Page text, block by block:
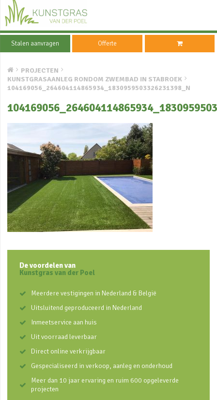
Stalen aanvragen Offerte
PROJECTEN
KUNSTGRASAANLEG RONDOM ZWEMBAD IN STABROEK
104169056_264604114865934_1830959503326231398_N
De voordelen van
Kunstgras van der Poel
Meerdere vestigingen in Nederland & België
Uitsluitend geproduceerd in Nederland
Inmeetservice aan huis
Uit voorraad leverbaar
Direct online verkrijgbaar
Gespecialiseerd in verkoop, aanleg en onderhoud
Meer dan 10 jaar ervaring en ruim 600 opgeleverde
projecten